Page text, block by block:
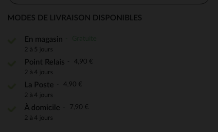
MODES DE LIVRAISON DISPONIBLES
En magasin
2 à 5 jours
Point Relais 4,90 €
2 à 4 jours
La Poste 4,90 €
2 à 4 jours
À domicile 7,90 €
2 à 4 jours